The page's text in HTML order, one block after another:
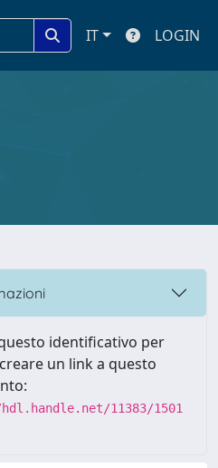
IT LOGIN
identificativo per
un link a questo
11383/1501